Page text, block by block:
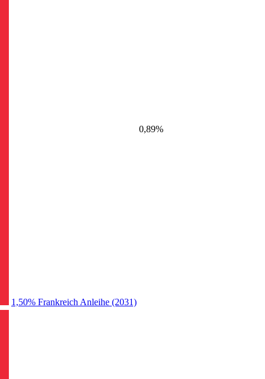
1,50% Frankreich Anleihe (2031)
0,89%